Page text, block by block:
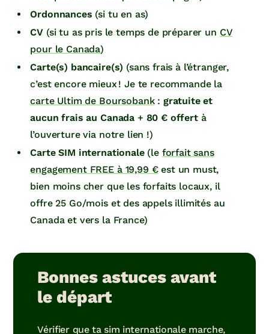
Ordonnances (si tu en as)
CV (si tu as pris le temps de préparer un CV
pour le Canada)
Carte(s) bancaire(s) (sans frais à l’étranger,
c’est encore mieux ! Je te recommande la
carte Ultim de Boursobank: gratuite et
aucun frais au Canada + 80 € offertà
l’ouverture via notre lien !)
Carte SIM internationale(le forfait sans
engagement FREE à 19,99 €est un must,
bien moins cher que les forfaits locaux, il
offre 25 Go/mois et des appels illimités au
Canada et vers la France)
Bonnes astuces avant
le départ
Vérifier que ta sim internationale marche,